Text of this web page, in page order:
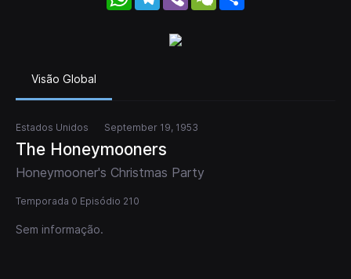
Visão Global
Estados Unidos September 19, 1953
The Honeymooners
Honeymooner's Christmas Party
Temporada 0 Episódio 210
Sem informação.